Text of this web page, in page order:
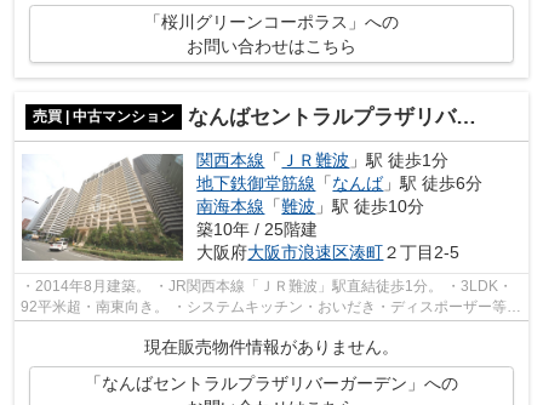
「桜川グリーンコーポラス」への
お問い合わせはこちら
売買 | 中古マンション なんばセントラルプラザリバーガーデン
関西本線 「 ＪＲ難波 」駅 徒歩1分
地下鉄御堂筋線 「なんば」駅 徒歩6分
南海本線 「難波 」駅 徒歩10分
築10年 / 25階建
大阪府大阪市浪速区湊町２丁目2-5
・2014年8月建築。 ・JR関西本線「ＪＲ難波」駅直結徒歩1分。 ・3LDK・
92平米超・南東向き。 ・システムキッチン・おいだき・ディスポーザー等の
充実設備。 ・バルコニーにスロップシ...
現在販売物件情報がありません。
「なんばセントラルプラザリバーガーデン」への